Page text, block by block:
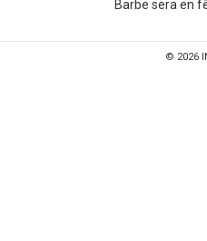
Barbe sera en
© 2026